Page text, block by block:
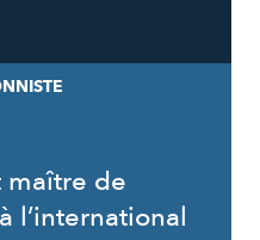
maître de
l’international